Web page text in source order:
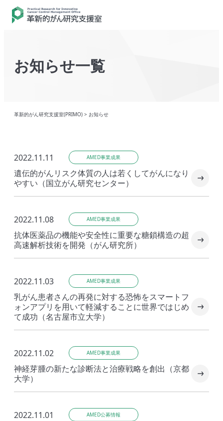
お知らせ一覧
革新的がん研究支援室(PRIMO) > お知らせ
2022.11.11 AMED事業成果
遺伝的がんリスク体質の人は若くしてがんになり
やすい（国立がん研究センター）
2022.11.08 AMED事業成果
抗体医薬品の機能や安全性に重要な糖鎖構造の超
高速解析技術を開発（がん研究所）
2022.11.03 AMED事業成果
乳がん患者さんの再発に対する恐怖をスマートフ
ォンアプリを⽤いて軽減することに世界ではじめ
て成功（名古屋市立大学）
2022.11.02 AMED事業成果
神経芽腫の新たな診断法と治療戦略を創出（京都
大学）
2022.11.01 AMED公募情報